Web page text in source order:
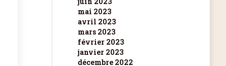
mai 2023
avril 2023
mars 2023
février 2023
janvier 2023
décembre 2022